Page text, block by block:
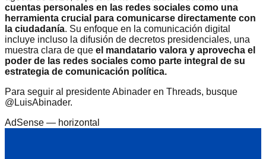
cuentas personales en las redes sociales como una
herramienta crucial para comunicarse directamente con
la ciudadanía. Su enfoque en la comunicación digital
incluye incluso la difusión de decretos presidenciales, una
muestra clara de que el mandatario valora y aprovecha el
poder de las redes sociales como parte integral de su
estrategia de comunicación política.
Para seguir al presidente Abinader en Threads, busque
@LuisAbinader.
AdSense — horizontal